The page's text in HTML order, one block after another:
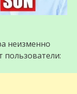
неизменно
пользователи: